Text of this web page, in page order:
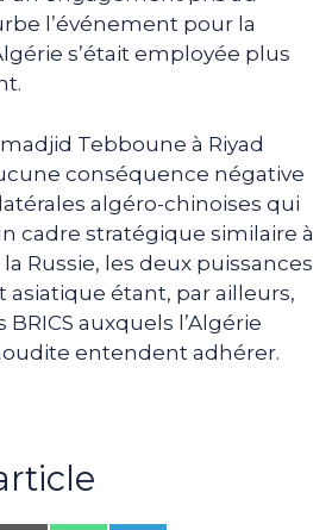
l’événement pour la
s’était employée plus
Tebboune à Riyad
conséquence négative
algéro-chinoises qui
cadre stratégique similaire à
Russie, les deux puissances
étant, par ailleurs,
auxquels l’Algérie
entendent adhérer.